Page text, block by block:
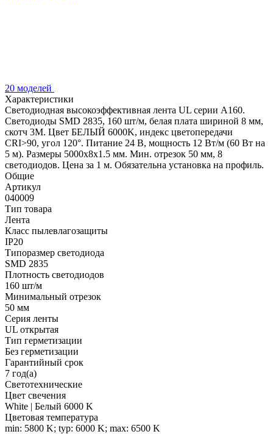
20 моделей
Характеристики
Светодиодная высокоэффективная лента UL серии A160.
Светодиоды SMD 2835, 160 шт/м, белая плата шириной 8 мм,
скотч 3M. Цвет БЕЛЫЙ 6000K, индекс цветопередачи
CRI>90, угол 120°. Питание 24 В, мощность 12 Вт/м (60 Вт на
5 м). Размеры 5000x8x1.5 мм. Мин. отрезок 50 мм, 8
светодиодов. Цена за 1 м. Обязательна установка на профиль.
Общие
Артикул
040009
Тип товара
Лента
Класс пылевлагозащиты
IP20
Типоразмер светодиода
SMD 2835
Плотность светодиодов
160 шт/м
Минимальный отрезок
50 мм
Серия ленты
UL открытая
Тип герметизации
Без герметизации
Гарантийный срок
7 год(а)
Светотехнические
Цвет свечения
White | Белый 6000 K
Цветовая температура
min: 5800 K; typ: 6000 K; max: 6500 K